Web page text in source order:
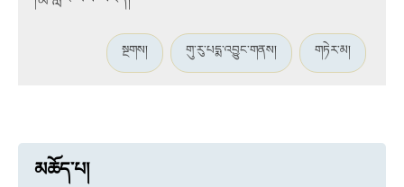
སྔགས། གུ་རུ་པདྨ་འབྱུང་གནས། གཏེར་མ།
མཆོད་པ།